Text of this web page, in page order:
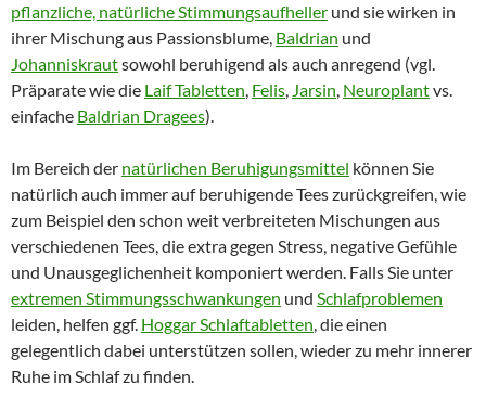
pflanzliche, natürliche Stimmungsaufheller und sie wirken in
ihrer Mischung aus Passionsblume, Baldrian und
Johanniskrautsowohl beruhigend als auch anregend (vgl.
Präparate wie die Laif Tabletten, Felis, Jarsin, Neuroplantvs.
einfache Baldrian Dragees).
Im Bereich der natürlichen Beruhigungsmittel können Sie
natürlich auch immer auf beruhigende Tees zurückgreifen, wie
zum Beispiel den schon weit verbreiteten Mischungen aus
verschiedenen Tees, die extra gegen Stress, negative Gefühle
und Unausgeglichenheit komponiert werden. Falls Sie unter
extremen Stimmungsschwankungen und Schlafproblemen
leiden, helfen ggf. Hoggar Schlaftabletten, die einen
gelegentlich dabei unterstützen sollen, wieder zu mehr innerer
Ruhe im Schlaf zu finden.